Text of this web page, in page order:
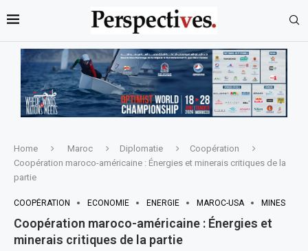
Home Maroc Diplomatie
Coopération
Coopération maroco-américaine : Énergies et minerais critiques de la
partie
COOPÉRATION ECONOMIE ENERGIE MAROC-USA MINES
Coopération maroco-américaine : Énergies et
minerais critiques de la partie